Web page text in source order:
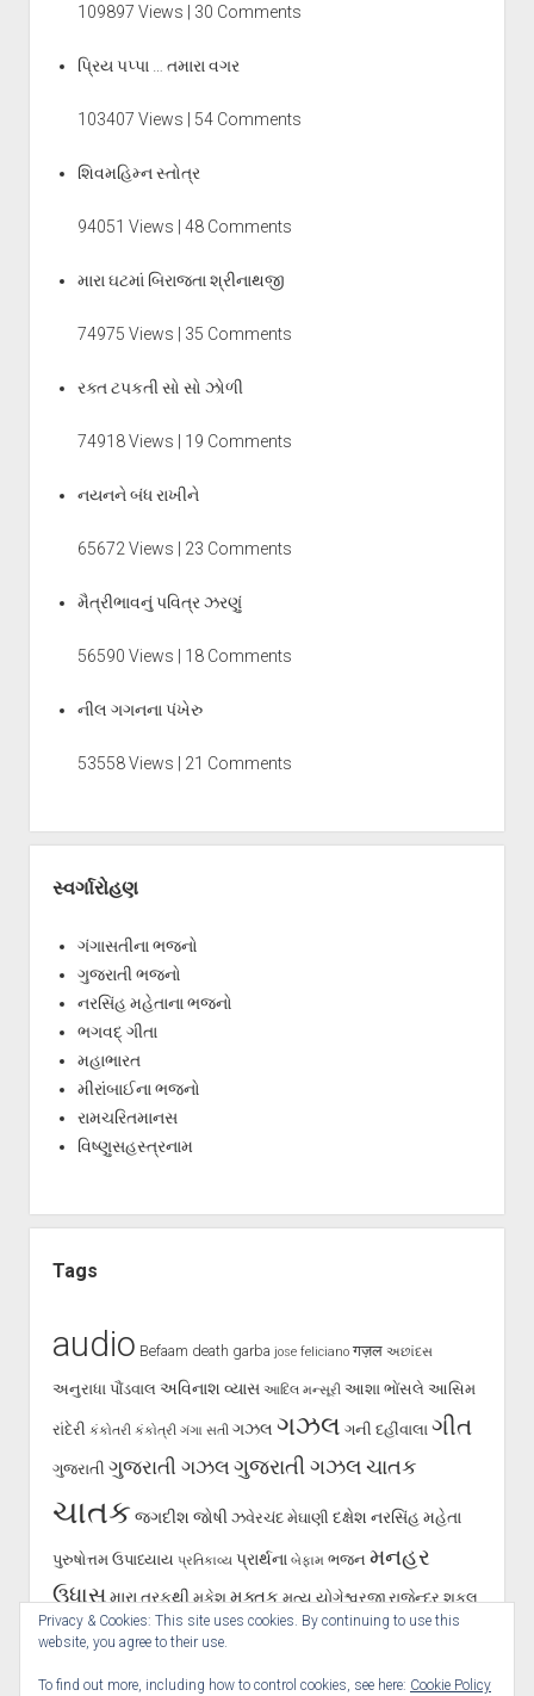
109897 Views | 30 Comments
પ્રિય પપ્પા … તમારા વગર
103407 Views | 54 Comments
શિવમહિમ્ન સ્તોત્ર
94051 Views | 48 Comments
મારા ઘટમાં બિરાજતા શ્રીનાથજી
74975 Views | 35 Comments
રક્ત ટપકતી સો સો ઝોળી
74918 Views | 19 Comments
નયનને બંધ રાખીને
65672 Views | 23 Comments
મૈત્રીભાવનું પવિત્ર ઝરણું
56590 Views | 18 Comments
નીલ ગગનના પંખેરુ
53558 Views | 21 Comments
સ્વર્ગારોહણ
ગંગાસતીના ભજનો
ગુજરાતી ભજનો
નરસિંહ મહેતાના ભજનો
ભગવદ્ ગીતા
મહાભારત
મીરાંબાઈના ભજનો
રામચરિતમાનસ
વિષ્ણુસહસ્ત્રનામ
Tags
audio Befaam death garba jose feliciano गज़ल અછાંદસ
અનુરાધા પૌંડવાલ અવિનાશ વ્યાસ આદિલ મન્સૂરી આશા ભોંસલે આસિમ
રાંદેરી કંકોતરી કંકોત્રી ગંગા સતી ગઝલ ગઝલ ગની દહીંવાલા ગીત
ગુજરાતી ગુજરાતી ગઝલ ગુજરાતી ગઝલ ચાતક
ચાતક જગદીશ જોષી ઝવેરચંદ મેઘાણી દક્ષેશ નરસિંહ મહેતા
પુરુષોત્તમ ઉપાધ્યાય પ્રતિકાવ્ય પ્રાર્થના બેફામ ભજન મનહર
ઉધાસ મારા તરફથી મુકેશ મુક્તક મૃત્યુ યોગેશ્વરજી રાજેન્દ્ર શુકલ
રાવજી પટેલ શૂન્ય પાલનપુરી સૈફ પાલનપુરી હસ્તાક્ષર
Privacy & Cookies: This site uses cookies. By continuing to use this
website, you agree to their use.
To find out more, including how to control cookies, see here: Cookie Policy